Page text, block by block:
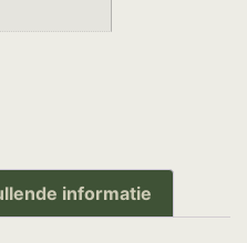
informatie